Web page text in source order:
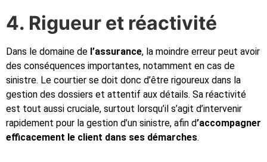
4. Rigueur et réactivité
Dans le domaine de l’assurance, la moindre erreur peut avoir
des conséquences importantes, notamment en cas de
sinistre. Le courtier se doit donc d’être rigoureux dans la
gestion des dossiers et attentif aux détails. Sa réactivité
est tout aussi cruciale, surtout lorsqu’il s’agit d’intervenir
rapidement pour la gestion d’un sinistre, afin d’accompagner
efficacement le client dans ses démarches.